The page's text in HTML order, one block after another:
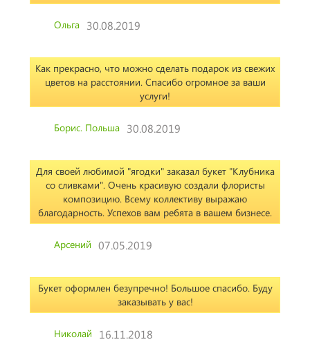
Ольга 30.08.2019
Как прекрасно, что можно сделать подарок из свежих
цветов на расстоянии. Спасибо огромное за ваши
услуги!
Борис. Польша 30.08.2019
Для своей любимой "ягодки" заказал букет "Клубника
со сливками". Очень красивую создали флористы
композицию. Всему коллективу выражаю
благодарность. Успехов вам ребята в вашем бизнесе.
Арсений 07.05.2019
Букет оформлен безупречно! Большое спасибо. Буду
заказывать у вас!
Николай 16.11.2018